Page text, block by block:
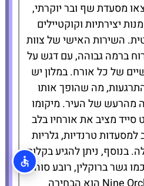
מסעדת שף ובר יוקרתי,
יצירתיות וקוקטיילים
השירות האישי של צוות
ברמה גבוהה, עם דגש על
של כל אורח. במלון יש
מה שהופך אותו
מהרעש של העיר. מיקומו
מציב את אורחיו בלב
למסעדות טרנדיות, גלריות
בנוסף, ניתן להגיע בקלות
גשר ברוקלין, רובע סוהו